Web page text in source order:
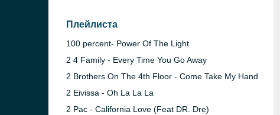
Плейлиста
100 percent- Power Of The Light
2 4 Family - Every Time You Go Away
2 Brothers On The 4th Floor - Come Take My Hand
2 Eivissa - Oh La La La
2 Pac - California Love (Feat DR. Dre)